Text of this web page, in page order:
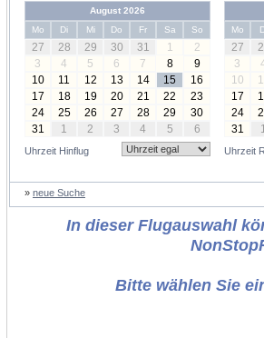
August 2026
Mo
Di Mi Do Fr Sa So
27 28 29 30 31 1
2
3
4 5 6 7 8
9
10
11 12 13 14 15
16
17
18 19 20 21 22
23
24
25 26 27 28 29
30
31
1 2 3 4 5 6
Uhrzeit Hinflug
Mo
27
3
10
17
24
31
Uhrzeit
» neue Suche
In dieser Flugauswahl
Bitte wählen Sie